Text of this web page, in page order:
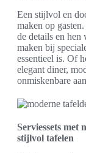
Een stijlvol en
maken op
de details en hen
maken bij
essentieel is. Of
elegant diner,
onmiskenbare
Serviessets met
stijlvol tafelen